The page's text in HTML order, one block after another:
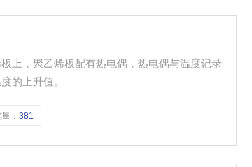
上，聚乙烯板配有热电偶，热电偶与温度记录
的上升值。
量：381